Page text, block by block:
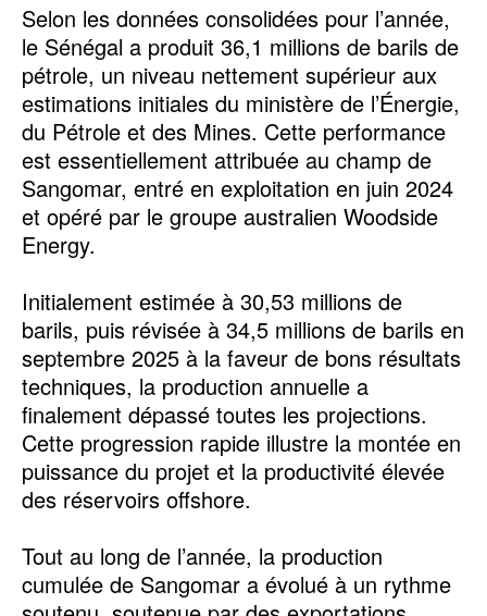
Selon les données consolidées pour l’année,
le Sénégal a produit 36,1 millions de barils de
pétrole, un niveau nettement supérieur aux
estimations initiales du ministère de l’Énergie,
du Pétrole et des Mines. Cette performance
est essentiellement attribuée au champ de
Sangomar, entré en exploitation en juin 2024
et opéré par le groupe australien Woodside
Energy.
Initialement estimée à 30,53 millions de
barils, puis révisée à 34,5 millions de barils en
septembre 2025 à la faveur de bons résultats
techniques, la production annuelle a
finalement dépassé toutes les projections.
Cette progression rapide illustre la montée en
puissance du projet et la productivité élevée
des réservoirs offshore.
Tout au long de l’année, la production
cumulée de Sangomar a évolué à un rythme